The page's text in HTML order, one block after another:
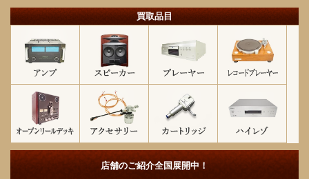
買取品目
店舗のご紹介全国展開中！